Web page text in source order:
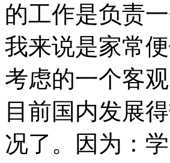
的工作是负责
我来说是家常
考虑的一个客
目前国内发展
况了。因为：